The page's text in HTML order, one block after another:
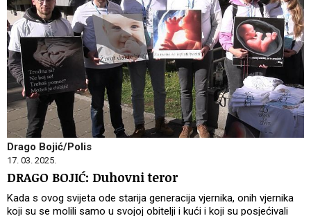
Drago Bojić/Polis
17. 03. 2025.
DRAGO BOJIĆ: Duhovni teror
Kada s ovog svijeta ode starija generacija vjernika, onih vjernika
koji su se molili samo u svojoj obitelji i kući i koji su posjećivali